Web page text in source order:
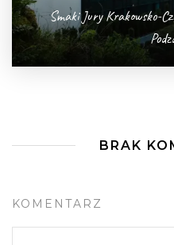
Smaki Jury Krakowsko-
BRAK
KOMENTARZ